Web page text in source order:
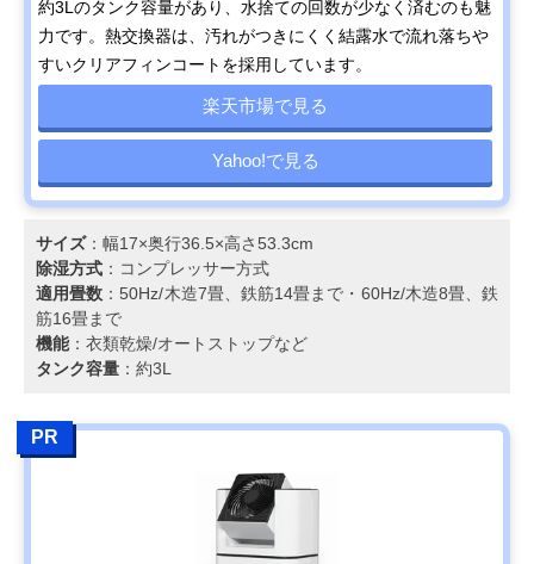
約3Lのタンク容量があり、水捨ての回数が少なく済むのも魅
力です。熱交換器は、汚れがつきにくく結露水で流れ落ちや
すいクリアフィンコートを採用しています。
楽天市場で見る
Yahoo!で見る
サイズ：幅17×奥行36.5×高さ53.3cm
除湿方式 ：コンプレッサー方式
適用畳数 ：50Hz/木造7畳、鉄筋14畳まで・60Hz/木造8畳、鉄
筋16畳まで
機能：衣類乾燥/オートストップなど
タンク容量 ：約3L
PR